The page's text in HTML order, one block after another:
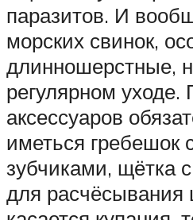
паразитов. И
морских свинок,
длинношерстные,
регулярном уходе.
аксессуаров
иметься гребешок
зубчиками, щётка
для расчёсывания